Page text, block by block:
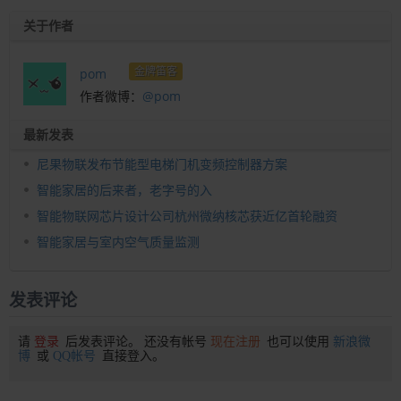
关于作者
pom 金牌笛客
作者微博： @pom
最新发表
尼果物联发布节能型电梯门机变频控制器方案
智能家居的后来者，老字号的入
智能物联网芯片设计公司杭州微纳核芯获近亿首轮融资
智能家居与室内空气质量监测
发表评论
请 登录 后发表评论。 还没有帐号 现在注册 也可以使用 新浪微
博 或 QQ帐号 直接登入。